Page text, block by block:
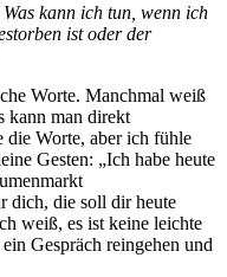
kann ich tun, wenn ich
ist oder der
Worte. Manchmal weiß
kann man direkt
die Worte, aber ich fühle
Gesten: „Ich habe heute
dich, die soll dir heute
weiß, es ist keine leichte
Gespräch reingehen und